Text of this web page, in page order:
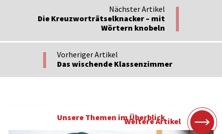
Nächster Artikel
Die Kreuzworträtselknacker – mit
Wörtern knobeln
Vorheriger Artikel
Das wischende Klassenzimmer
Weitere Artikel
Unsere Themen im Überblick